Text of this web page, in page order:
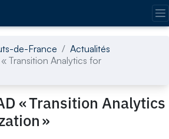
de-France
Actualités
Transition Analytics for
« Transition Analytics
»